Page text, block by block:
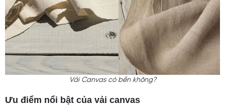
Vải Canvas có bền không?
Ưu điểm nổi bật của vải canvas